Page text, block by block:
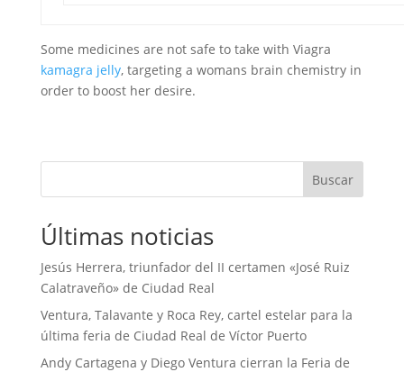
Some medicines are not safe to take with Viagra
kamagra jelly, targeting a womans brain chemistry in
order to boost her desire.
Buscar
Últimas noticias
Jesús Herrera, triunfador del II certamen «José Ruiz
Calatraveño» de Ciudad Real
Ventura, Talavante y Roca Rey, cartel estelar para la
última feria de Ciudad Real de Víctor Puerto
Andy Cartagena y Diego Ventura cierran la Feria de